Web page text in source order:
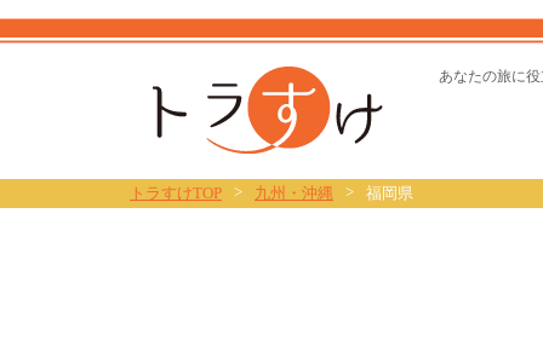
あなたの旅に
トラすけ
トラすけTOP > 九州・沖縄 > 福岡県